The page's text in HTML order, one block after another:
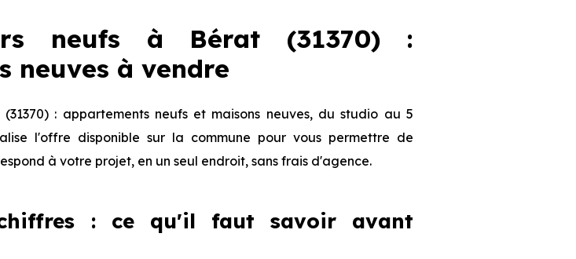
neufs à Bérat (31370) :
neuves à vendre
: appartements neufs et maisons neuves, du studio au 5
l'offre disponible sur la commune pour vous permettre de
à votre projet, en un seul endroit, sans frais d'agence.
: ce qu'il faut savoir avant